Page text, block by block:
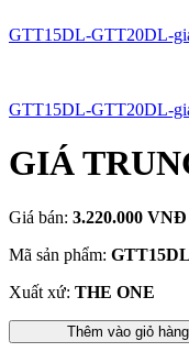
GTT15DL-GTT20DL-
GTT15DL-GTT20DL-
GIÁ
Giá bán: 3.220.000 VNĐ
Mã sản phẩm: GTT15DL
Xuất xứ: THE ONE
Thêm vào giỏ hàng